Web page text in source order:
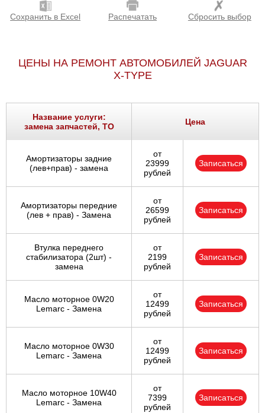
Сохранить в Excel Распечатать Сбросить выбор
ЦЕНЫ НА РЕМОНТ АВТОМОБИЛЕЙ JAGUAR
X-TYPE
Название услуги:
замена запчастей, ТО
Цена
Амортизаторы задние
(лев+прав) - замена
от
23999
рублей
Записаться
Амортизаторы передние
(лев + прав) - Замена
от
26599
рублей
Записаться
Втулка переднего
стабилизатора (2шт) -
замена
от
2199
рублей
Записаться
Масло моторное 0W20
Lemarc - Замена
от
12499
рублей
Записаться
Масло моторное 0W30
Lemarc - Замена
от
12499
рублей
Записаться
Масло моторное 10W40
Lemarc - Замена
от
7399
рублей
Записаться